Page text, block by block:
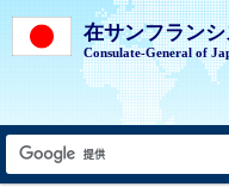
在サンフラン
Consulate-General of